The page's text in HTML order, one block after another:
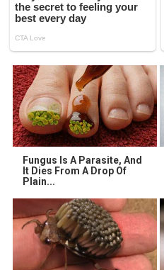
Fungus Is A Parasite, And
It Dies From A Drop Of
Plain...